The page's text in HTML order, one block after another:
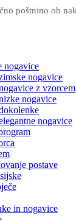
poštnino ob
nogavice
nogavice
z vzorcem
nogavice
nogavice
postave
in nogavice